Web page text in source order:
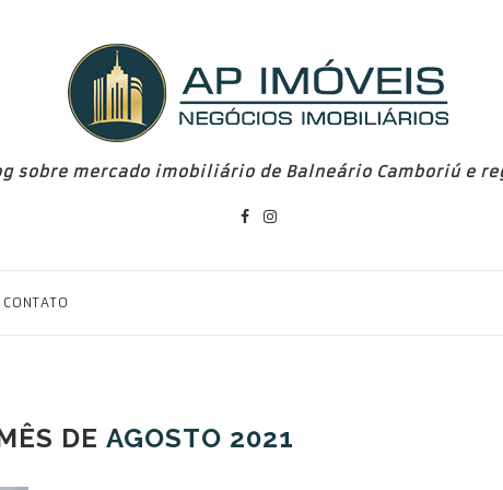
sobre mercado imobiliário de Balneário Camboriú e
CONTATO
DEAGOSTO 2021